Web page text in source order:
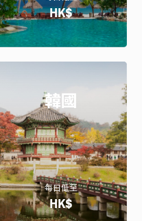
HK$
韓國
每日低至
HK$